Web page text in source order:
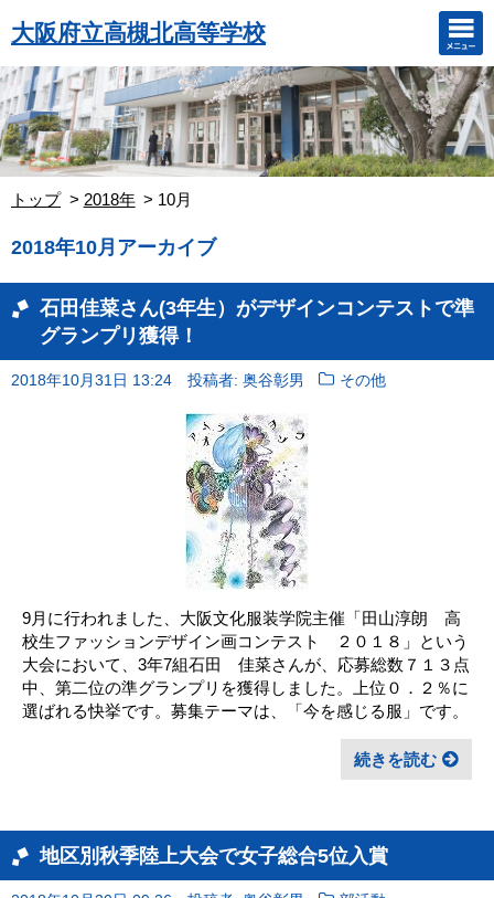
大阪府立高槻北高等学校
トップ 2018年 10月
2018年10月アーカイブ
石田佳菜さん(3年生）がデザインコンテストで準
グランプリ獲得！
2018年10月31日 13:24 投稿者: 奥谷彰男 その他
9月に行われました、大阪文化服装学院主催「田山淳朗 高
校生ファッションデザイン画コンテスト ２０１８」という
大会において、3年7組石田 佳菜さんが、応募総数７１３点
中、第二位の準グランプリを獲得しました。上位０．２％に
選ばれる快挙です。募集テーマは、「今を感じる服」です。
続きを読む
地区別秋季陸上大会で女子総合5位入賞